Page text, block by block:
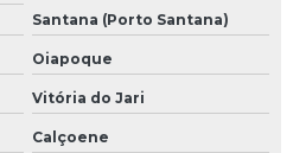
Santana (Porto Santana)
Oiapoque
Vitória do Jari
Calçoene